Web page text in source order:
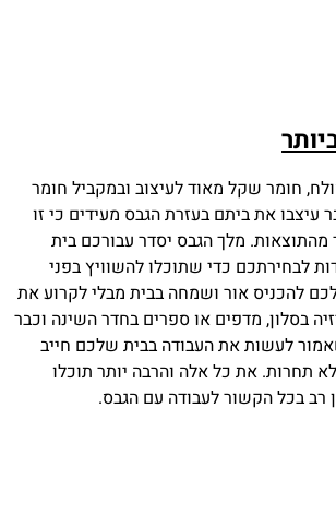
חומר שקל מאוד לעיצוב ובמקביל חומר
עיצבו את ביתם בעזרת הגבס מעידים כי זו
מלך הגבס יסדר עבורכם בית
לבחירתכם כדי שתוכלו להשוויץ בפני
להכניס אור ושמחה בבית מבלי לקרוע את
בסלון, מדפים או ספרים בחדר השינה וכבר
לעשות את העבודה בבית שלכם חייב
תחרות. את כל אלה והרבה יותר תוכלו
רב בכל הקשור לעבודה עם הגבס.